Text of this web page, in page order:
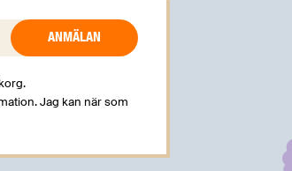
Jag kan när som